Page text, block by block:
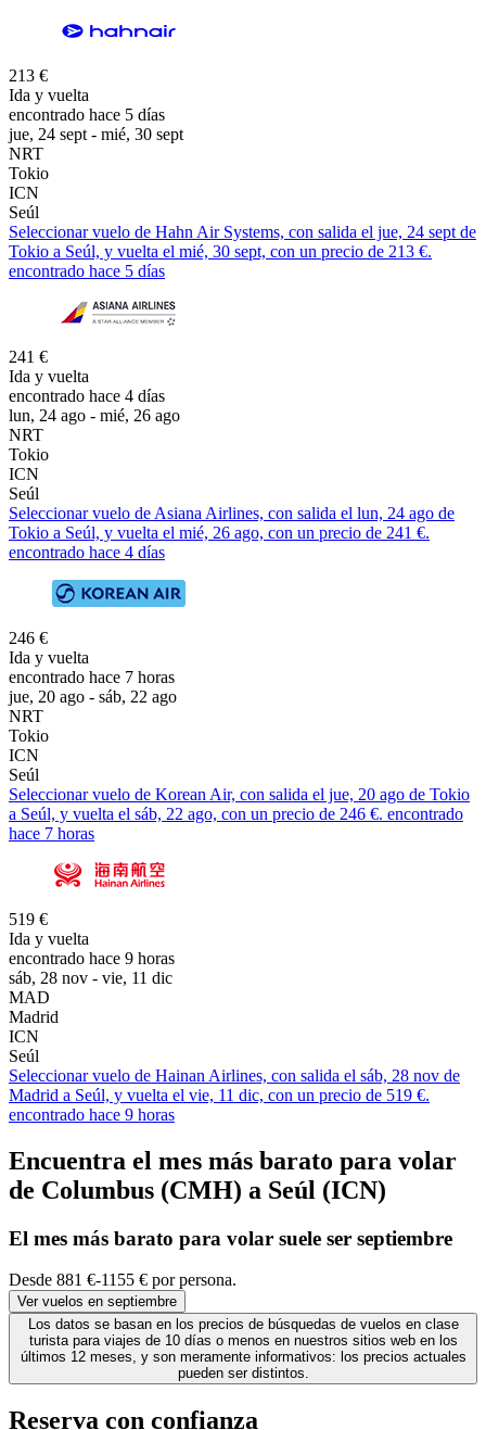
213 €
Ida y vuelta
encontrado hace 5 días
jue, 24 sept - mié, 30 sept
NRT
Tokio
ICN
Seúl
Seleccionar vuelo de Hahn Air Systems, con salida el jue, 24 sept de
Tokio a Seúl, y vuelta el mié, 30 sept, con un precio de 213 €.
encontrado hace 5 días
241 €
Ida y vuelta
encontrado hace 4 días
lun, 24 ago - mié, 26 ago
NRT
Tokio
ICN
Seúl
Seleccionar vuelo de Asiana Airlines, con salida el lun, 24 ago de
Tokio a Seúl, y vuelta el mié, 26 ago, con un precio de 241 €.
encontrado hace 4 días
246 €
Ida y vuelta
encontrado hace 7 horas
jue, 20 ago - sáb, 22 ago
NRT
Tokio
ICN
Seúl
Seleccionar vuelo de Korean Air, con salida el jue, 20 ago de Tokio
a Seúl, y vuelta el sáb, 22 ago, con un precio de 246 €. encontrado
hace 7 horas
519 €
Ida y vuelta
encontrado hace 9 horas
sáb, 28 nov - vie, 11 dic
MAD
Madrid
ICN
Seúl
Seleccionar vuelo de Hainan Airlines, con salida el sáb, 28 nov de
Madrid a Seúl, y vuelta el vie, 11 dic, con un precio de 519 €.
encontrado hace 9 horas
Encuentra el mes más barato para volar
de Columbus (CMH) a Seúl (ICN)
El mes más barato para volar suele ser septiembre
Desde 881 €-1155 € por persona.
Ver vuelos en septiembre
Los datos se basan en los precios de búsquedas de vuelos en clase
turista para viajes de 10 días o menos en nuestros sitios web en los
últimos 12 meses, y son meramente informativos: los precios actuales
pueden ser distintos.
Reserva con confianza